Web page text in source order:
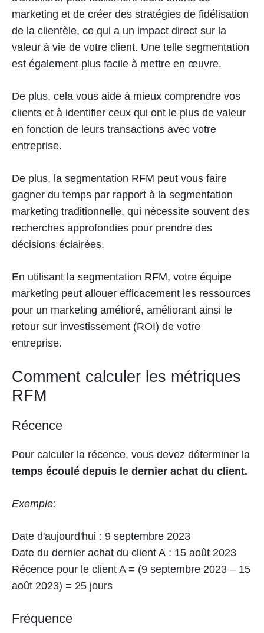
marketing et de créer des stratégies de fidélisation
de la clientèle, ce qui a un impact direct sur la
valeur à vie de votre client. Une telle segmentation
est également plus facile à mettre en œuvre.
De plus, cela vous aide à mieux comprendre vos
clients et à identifier ceux qui ont le plus de valeur
en fonction de leurs transactions avec votre
entreprise.
De plus, la segmentation RFM peut vous faire
gagner du temps par rapport à la segmentation
marketing traditionnelle, qui nécessite souvent des
recherches approfondies pour prendre des
décisions éclairées.
En utilisant la segmentation RFM, votre équipe
marketing peut allouer efficacement les ressources
pour un marketing amélioré, améliorant ainsi le
retour sur investissement (ROI) de votre
entreprise.
Comment calculer les métriques
RFM
Récence
Pour calculer la récence, vous devez déterminer la
temps écoulé depuis le dernier achat du client.
Exemple:
Date d'aujourd'hui : 9 septembre 2023
Date du dernier achat du client A : 15 août 2023
Récence pour le client A = (9 septembre 2023 – 15
août 2023) = 25 jours
Fréquence